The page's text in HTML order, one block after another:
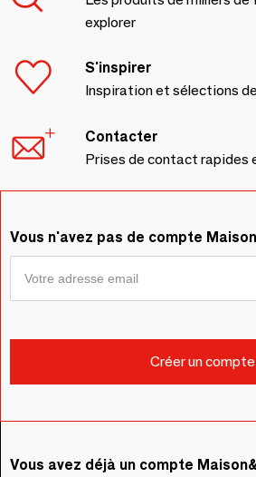
explorer
S'inspirer
Inspiration et sélections
Contacter
Prises de contact rapides
Vous n'avez pas de compte
Vous avez déjà un compte